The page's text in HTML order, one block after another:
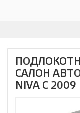
САЛОН
NIVA C 2009
700-
Телефон: +7
(495)